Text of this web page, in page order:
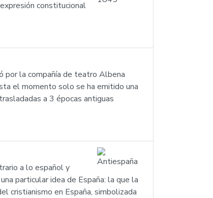
constitucional
por la compañía de teatro Albena
el momento solo se ha emitido una
a 3 épocas antiguas
a lo español y
particular idea de España: la que la
cristianismo en España, simbolizada